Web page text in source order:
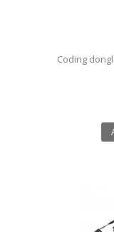
Coding